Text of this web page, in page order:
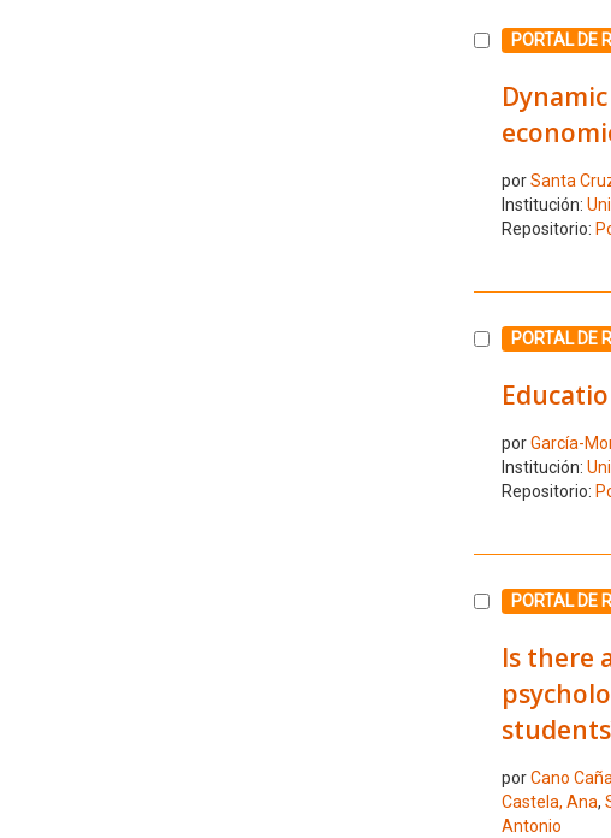
Seleccione el
PORTAL DE
porSanta
Institución:
Repositorio:
Seleccione el
PORTAL DE
porGarcía-
Institución:
Repositorio:
Seleccione el
PORTAL DE
Is there
porCano
Castela, Ana,
Antonio